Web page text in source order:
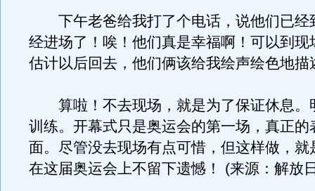
下午老爸给我打了个电话，说他们已经
经进场了！唉！他们真是幸福啊！可以到现
估计以后回去，他们俩该给我绘声绘色地描
算啦！不去现场，就是为了保证休息。
训练。开幕式只是奥运会的第一场，真正的
面。尽管没去现场有点可惜，但这样做，就
在这届奥运会上不留下遗憾！ (来源：解放